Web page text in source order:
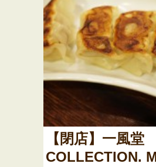
【閉店】一風堂
COLLECTION.